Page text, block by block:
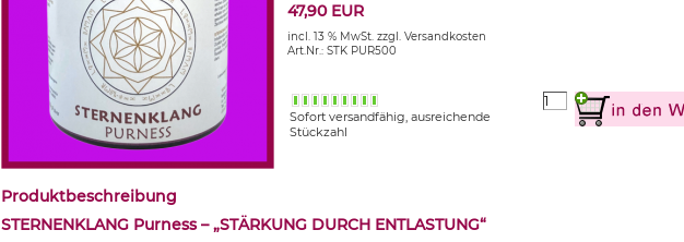
47,90 EUR
incl. 13 % MwSt. zzgl. Versandkosten
Art.Nr.: STK PUR500
Sofort versandfähig, ausreichende
Stückzahl
Produktbeschreibung
STERNENKLANG Purness – „STÄRKUNG DURCH ENTLASTUNG“